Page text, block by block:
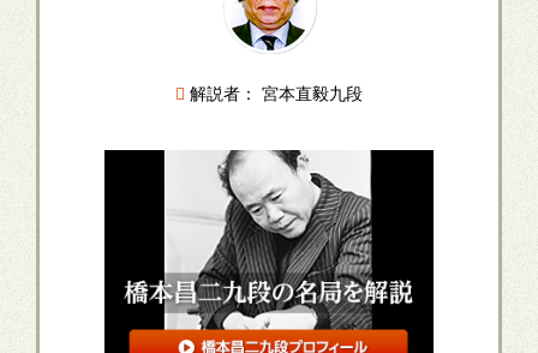
解説者： 宮本直毅九段